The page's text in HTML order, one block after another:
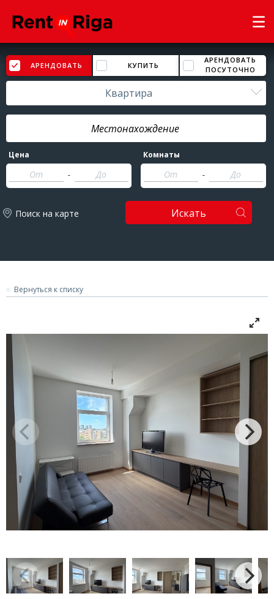
АРЕНДОВАТЬ КУПИТЬ
АРЕНДОВАТЬ
ПОСУТОЧНО
Квартира
Цена
-
Комнаты
-
Поиск на карте Искать
Вернуться к списку